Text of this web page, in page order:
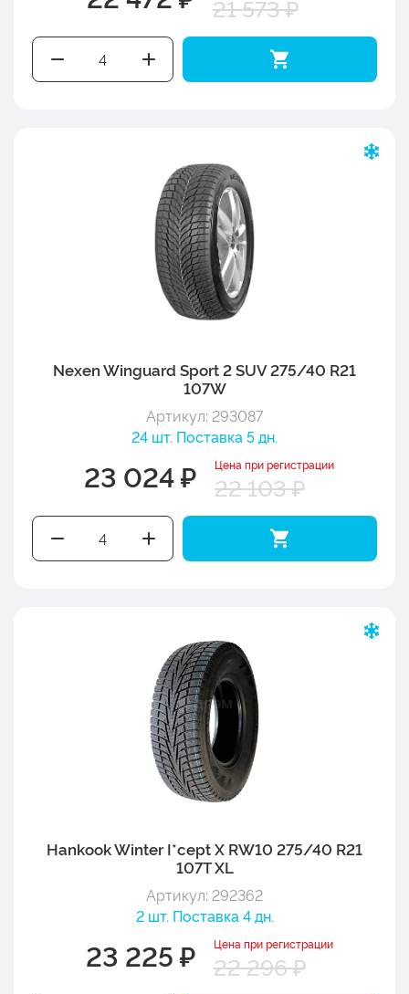
21 573 ₽
Nexen Winguard Sport 2 SUV 275/40 R21
107W
Артикул: 293087
24 шт. Поставка 5 дн.
23 024 ₽ Цена при регистрации
22 103 ₽
Hankook Winter I*cept X RW10 275/40 R21
107T XL
Артикул: 292362
2 шт. Поставка 4 дн.
23 225 ₽ Цена при регистрации
22 296 ₽